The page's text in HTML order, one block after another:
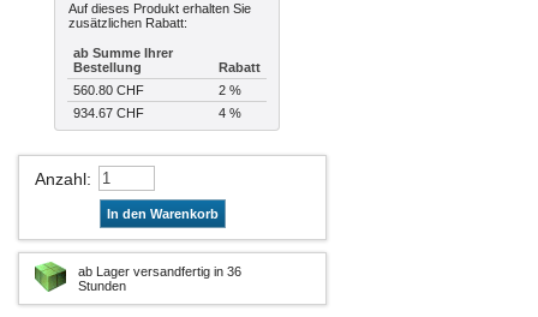
Auf dieses Produkt erhalten Sie
zusätzlichen Rabatt:
ab Summe Ihrer
Bestellung
Rabatt
560.80 CHF
2 %
934.67 CHF
4 %
Anzahl:
In den Warenkorb
ab Lager versandfertig in 36
Stunden